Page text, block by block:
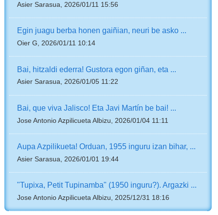
Asier Sarasua, 2026/01/11 15:56
Egin juagu berba honen gaiñian, neuri be asko ...
Oier G, 2026/01/11 10:14
Bai, hitzaldi ederra! Gustora egon giñan, eta ...
Asier Sarasua, 2026/01/05 11:22
Bai, que viva Jalisco! Eta Javi Martín be bai! ...
Jose Antonio Azpilicueta Albizu, 2026/01/04 11:11
Aupa Azpilikueta! Orduan, 1955 inguru izan bihar, ...
Asier Sarasua, 2026/01/01 19:44
"Tupixa, Petit Tupinamba" (1950 inguru?). Argazki ...
Jose Antonio Azpilicueta Albizu, 2025/12/31 18:16